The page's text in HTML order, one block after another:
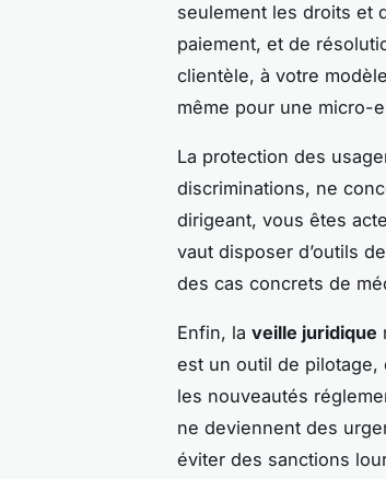
seulement les droits et
paiement, et de
clientèle, à votre
même pour une micro-
La protection des
discriminations, ne
dirigeant, vous êtes
vaut disposer d’outils
des cas concrets de
Enfin, la veille juridique
est un outil de pilotage,
les nouveautés
ne deviennent des
éviter des sanctions